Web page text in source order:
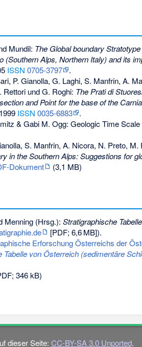
Mundil: The Global boundary
(Southern Alps, Northern Italy) and its
ISSN 0705-3797
.
P. Gianolla, G. Laghi, S. Manfrin, A.
und G. Roghi: The Prati di
and Point for the base of the
ISSN 0035-6883
.
& Gabi M. Ogg: Geologic Time Scale
S. Manfrin, A. Nicora, N. Preto,
in the Southern Alps: Suggestions for
Dokument (3,1 MB)
Menning (Hrsg.): Stratigraphische
[PDF; 6,6 MB]).
Erforschung Österreichs der
Tabelle von Österreich (sedimentäre
346 kB)
dieser Seite: CC-BY-SA 3.0 Unported.